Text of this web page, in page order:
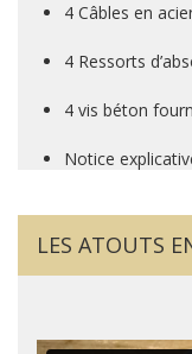
4 Câbles en
4 Ressorts
4 vis béton
Notice
LES ATOUTS